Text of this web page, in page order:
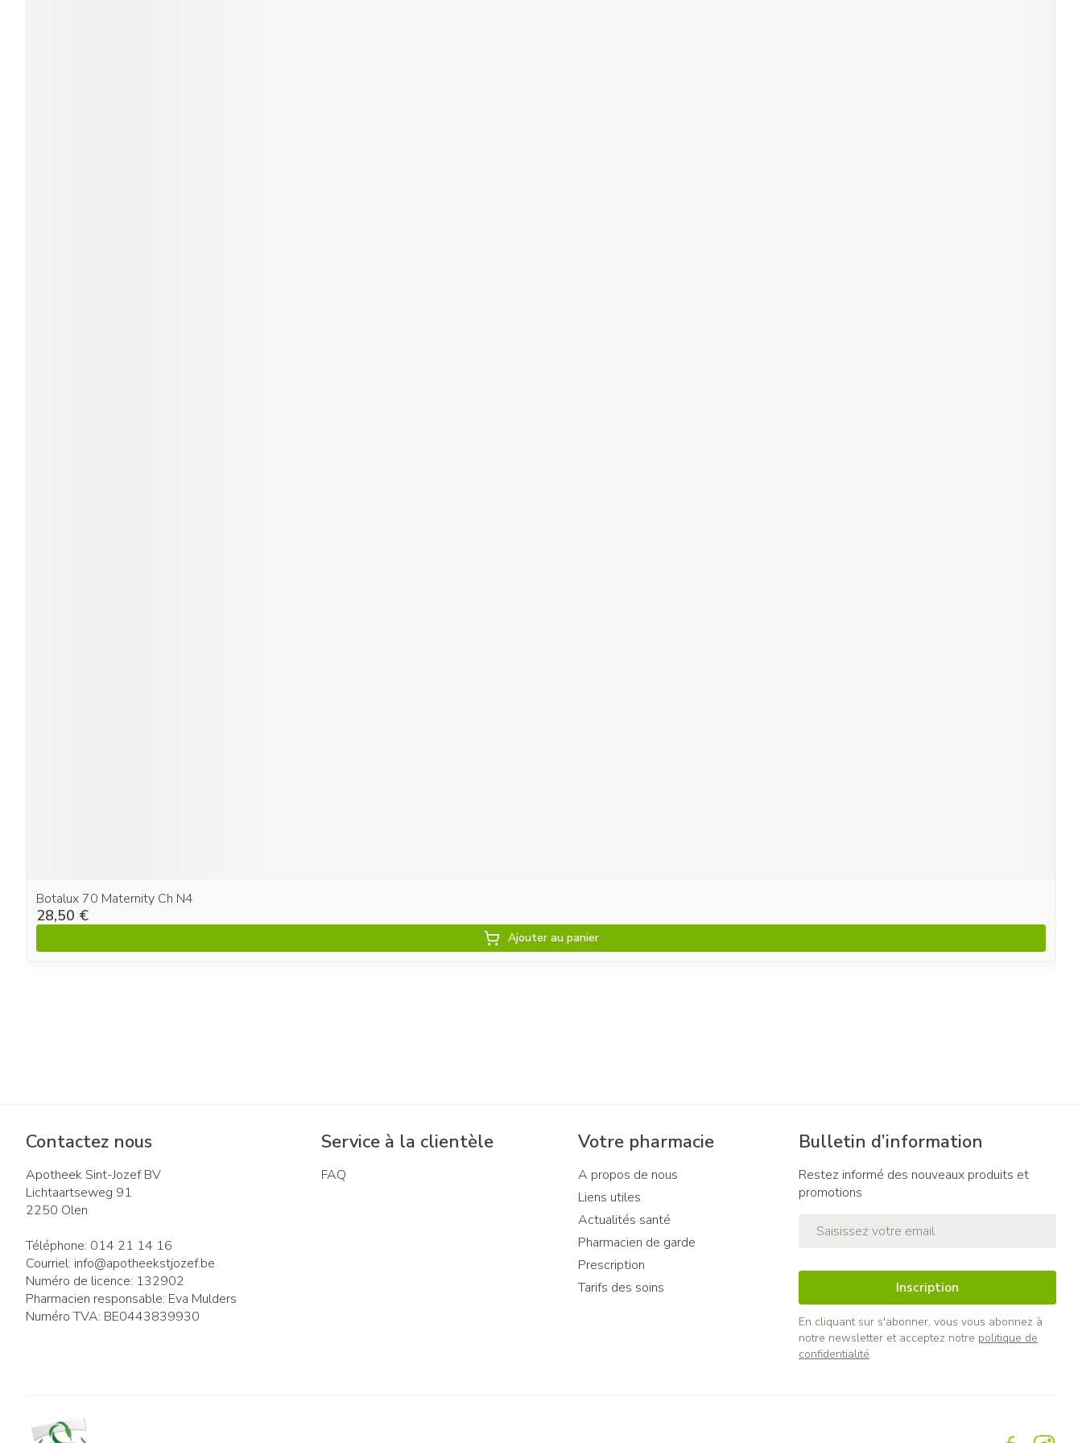
Botalux 70 Maternity Ch N4
28,50 €
Ajouter au panier
Contactez nous
Apotheek Sint-Jozef BV
Lichtaartseweg 91
2250 Olen
Téléphone: 014 21 14 16
Courriel: info@apotheekstjozef.be
Numéro de licence: 132902
Pharmacien responsable: Eva Mulders
Numéro TVA: BE0443839930
Service à la clientèle
FAQ
Votre pharmacie
A propos de nous
Liens utiles
Actualités santé
Pharmacien de garde
Prescription
Tarifs des soins
Bulletin d’information
Restez informé des nouveaux produits et
promotions
Inscription
En cliquant sur s'abonner, vous vous abonnez à
notre newsletter et acceptez notre politique de
confidentialité.